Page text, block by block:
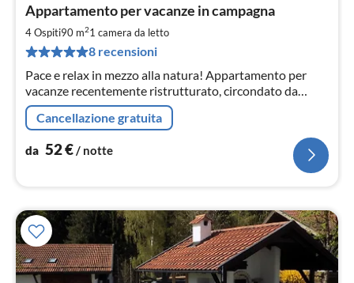
Appartamento per vacanze in campagna
4 Ospiti90 m21 camera da letto
8 recensioni
Pace e relax in mezzo alla natura! Appartamento per
vacanze recentemente ristrutturato, circondato da
boschi e prati, vicino a Jandelsbrunn, che invita al relax o
all'attività fisica.
Cancellazione gratuita
da 52€/ notte